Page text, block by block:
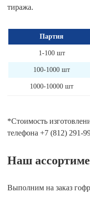
тиража.
Партия
1-100 шт
100-1000 шт
1000-10000 шт
*Стоимость
телефона +7 (812) 291-
Наш
Выполним на заказ